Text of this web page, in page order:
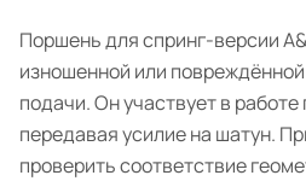
Поршень для спринг-версии
изношенной или
подачи. Он участвует в
передавая усилие на шатун.
проверить соответствие